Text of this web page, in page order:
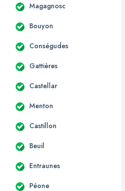
Magagnosc
Bouyon
Conségudes
Gattières
Castellar
Menton
Castillon
Beuil
Entraunes
Péone